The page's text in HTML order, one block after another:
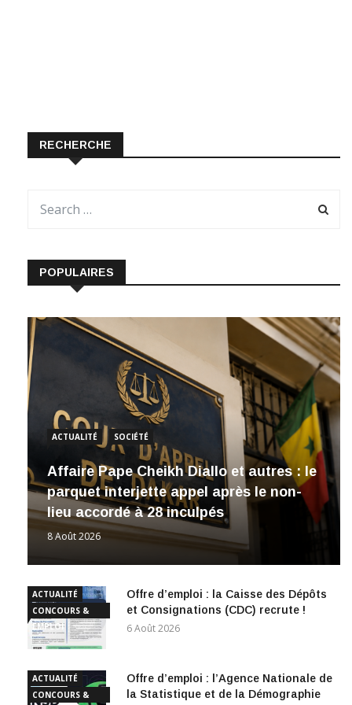
RECHERCHE
POPULAIRES
ACTUALITÉ SOCIÉTÉ
Affaire Pape Cheikh Diallo et autres : le
parquet interjette appel après le non-
lieu accordé à 28 inculpés
8 Août 2026
ACTUALITÉ
CONCOURS &
EMPLOI
Offre d’emploi : la Caisse des Dépôts
et Consignations (CDC) recrute !
6 Août 2026
ACTUALITÉ
CONCOURS &
Offre d’emploi : l’Agence Nationale de
la Statistique et de la Démographie